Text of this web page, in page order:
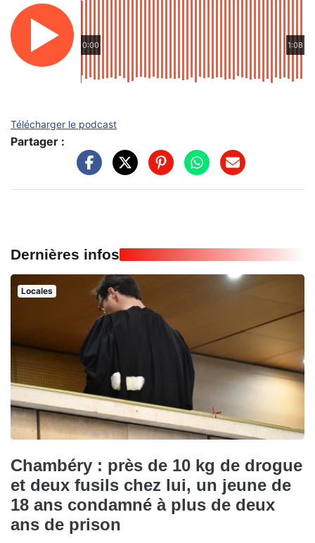
0:00 1:08
Télécharger le podcast
Partager :
Dernières infos
Locales
Chambéry : près de 10 kg de drogue
et deux fusils chez lui, un jeune de
18 ans condamné à plus de deux
ans de prison